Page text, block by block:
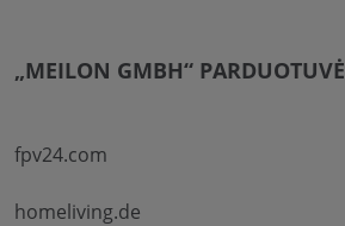
„MEILON GMBH“ PARDUOTUVĖ
fpv24.com
homeliving.de